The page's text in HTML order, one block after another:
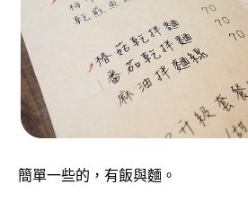
簡單一些的，有飯與麵。